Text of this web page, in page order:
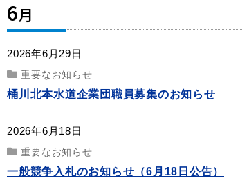
6月
2026年6月29日
重要なお知らせ
桶川北本水道企業団職員募集のお知らせ
2026年6月18日
重要なお知らせ
一般競争入札のお知らせ（6月18日公告）